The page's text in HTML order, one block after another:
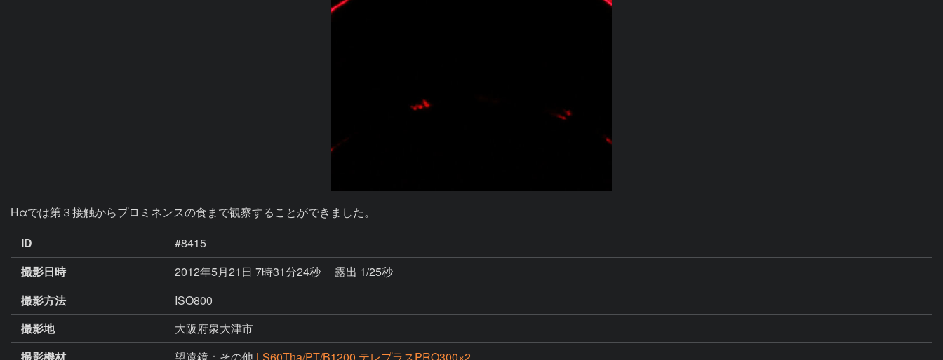
Hαでは第３接触からプロミネンスの食まで観察することができました。
ID
#8415
撮影日時
2012年5月21日 7時31分24秒
露出 1/25秒
撮影方法
ISO800
撮影地
大阪府泉大津市